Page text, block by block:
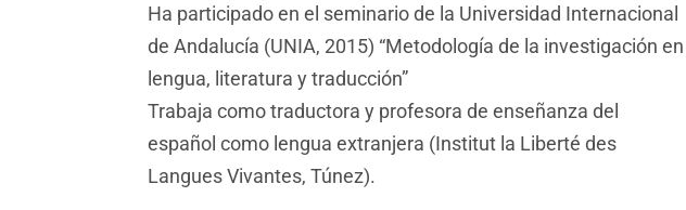
Ha participado en el seminario de la Universidad Internacional
de Andalucía (UNIA, 2015) “Metodología de la investigación en
lengua, literatura y traducción”
Trabaja como traductora y profesora de enseñanza del
español como lengua extranjera (Institut la Liberté des
Langues Vivantes, Túnez).